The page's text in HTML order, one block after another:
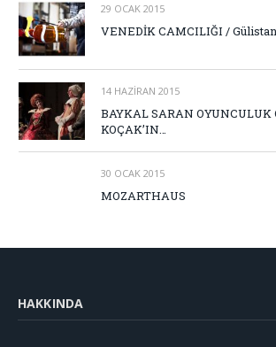
29 OCAK 2015
VENEDİK CAMCILIĞI /
14 HAZIRAN 2015
BAYKAL SARAN OYUNCULUK
KOÇAK’IN…
30 OCAK 2015
MOZARTHAUS
HAKKINDA